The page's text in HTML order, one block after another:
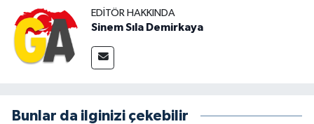
EDITÖR HAKKINDA
Sinem Sıla Demirkaya
Bunlar da ilginizi çekebilir